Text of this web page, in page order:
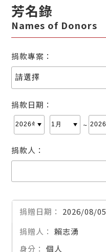
芳名錄
Names of Donors
捐款專案：
捐款日期：
~
捐款人：
2026/08/05
賴志湧
個人